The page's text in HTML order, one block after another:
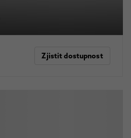
Zjistit dostupnost